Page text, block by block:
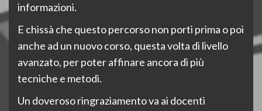
informazioni.
E chissà che questo percorso non porti prima o poi
anche ad un nuovo corso, questa volta di livello
avanzato, per poter affinare ancora di più
tecniche e metodi.
Un doveroso ringraziamento va ai docenti